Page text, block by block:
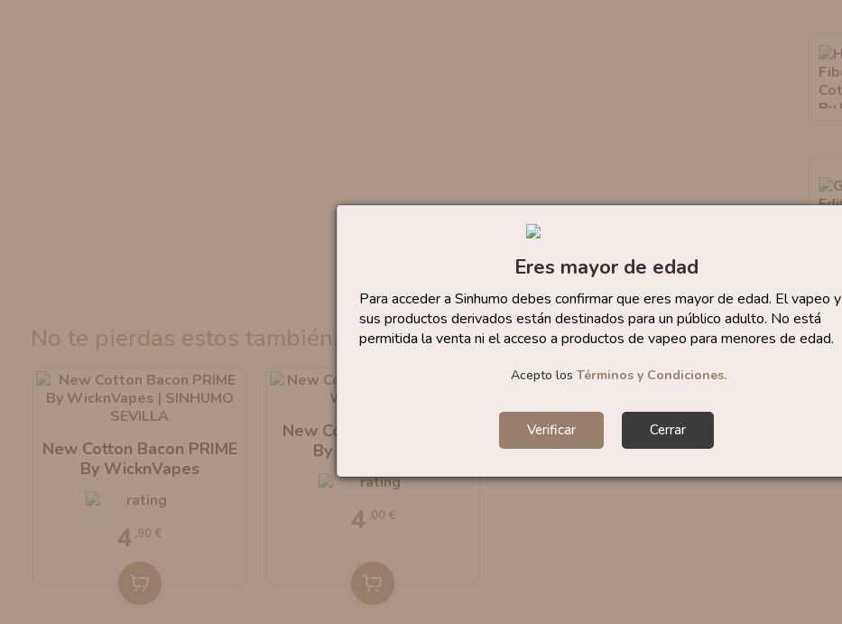
Eres mayor de edad
Para acceder a Sinhumo debes confirmar que eres mayor de edad. El vapeo y
sus productos derivados están destinados para un público adulto. No está
permitida la venta ni el acceso a productos de vapeo para menores de edad.
Acepto los Términos y Condiciones.
Verificar Cerrar
no te pierdas estos también...
New Cotton Bacon PRIME
By WicknVapes
4 ,90 €
New Cotton Bacon V2.0
By WicknVapes
4 ,00 €